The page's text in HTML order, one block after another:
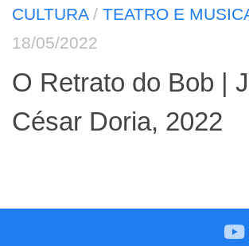
CULTURA/ TEATRO E
18/05/2022
O Retrato do Bob |
César Doria, 2022